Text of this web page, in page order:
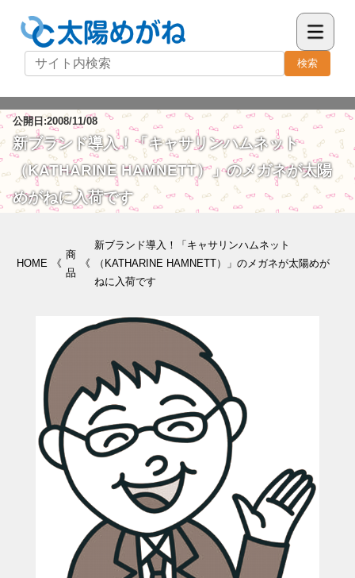
検索
公開日:2008/11/08
新ブランド導入！「キャサリンハムネット
（KATHARINE HAMNETT）」のメガネが太陽
めがねに入荷です
HOME 《
商
品
《
新ブランド導入！「キャサリンハムネット
（KATHARINE HAMNETT）」のメガネが太陽めが
ねに入荷です